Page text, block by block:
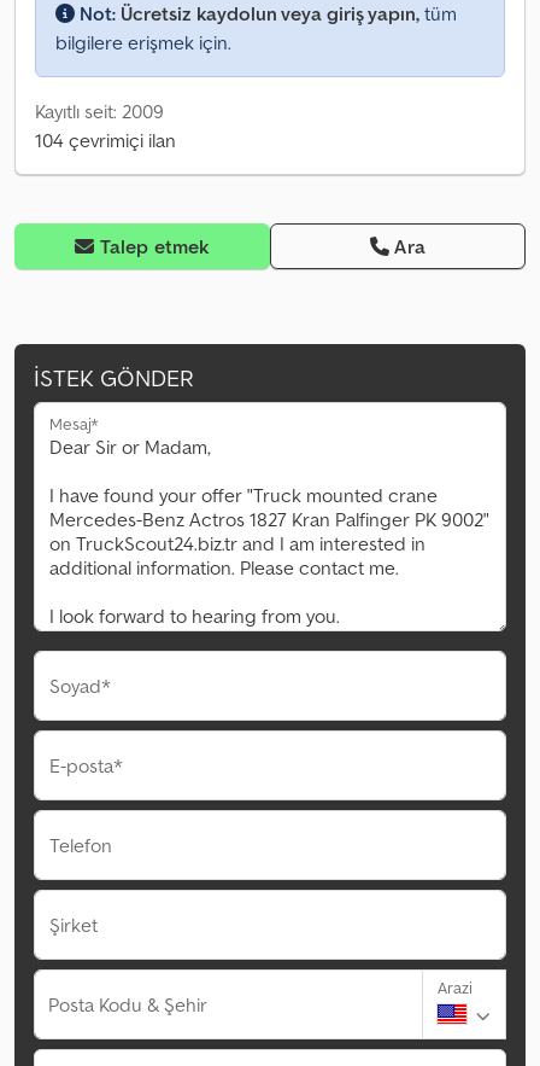
Not: Ücretsiz kaydolun veya giriş yapın, tüm
bilgilere erişmek için.
Kayıtlı seit: 2009
104 çevrimiçi ilan
Talep etmek Ara
İSTEK GÖNDER
Mesaj*
Soyad*
E-posta*
Telefon
Şirket
Posta Kodu & Şehir
Arazi